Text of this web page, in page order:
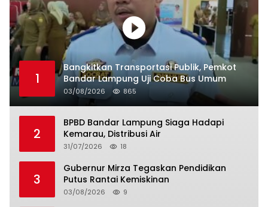
1
Bangkitkan Transportasi Publik, Pemkot
Bandar Lampung Uji Coba Bus Umum
03/08/2026 865
2
BPBD Bandar Lampung Siaga Hadapi
Kemarau, Distribusi Air
31/07/2026 18
3
Gubernur Mirza Tegaskan Pendidikan
Putus Rantai Kemiskinan
03/08/2026 9